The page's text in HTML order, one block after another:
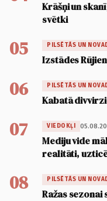
Krāšņi un
svētki
05 PILSĒTĀS UN
Izstādes
06 PILSĒTĀS UN
Kabatā
07 VIEDOKĻI
Mediju vide
realitāti,
08 PILSĒTĀS UN
Ražas